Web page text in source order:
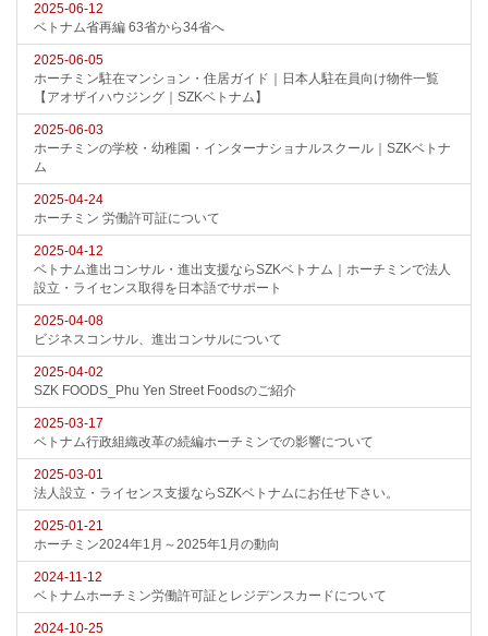
2025-06-12
ベトナム省再編 63省から34省へ
2025-06-05
ホーチミン駐在マンション・住居ガイド｜日本人駐在員向け物件一覧
【アオザイハウジング｜SZKベトナム】
2025-06-03
ホーチミンの学校・幼稚園・インターナショナルスクール｜SZKベトナ
ム
2025-04-24
ホーチミン 労働許可証について
2025-04-12
ベトナム進出コンサル・進出支援ならSZKベトナム｜ホーチミンで法人
設立・ライセンス取得を日本語でサポート
2025-04-08
ビジネスコンサル、進出コンサルについて
2025-04-02
SZK FOODS_Phu Yen Street Foodsのご紹介
2025-03-17
ベトナム行政組織改革の続編ホーチミンでの影響について
2025-03-01
法人設立・ライセンス支援ならSZKベトナムにお任せ下さい。
2025-01-21
ホーチミン2024年1月～2025年1月の動向
2024-11-12
ベトナムホーチミン労働許可証とレジデンスカードについて
2024-10-25